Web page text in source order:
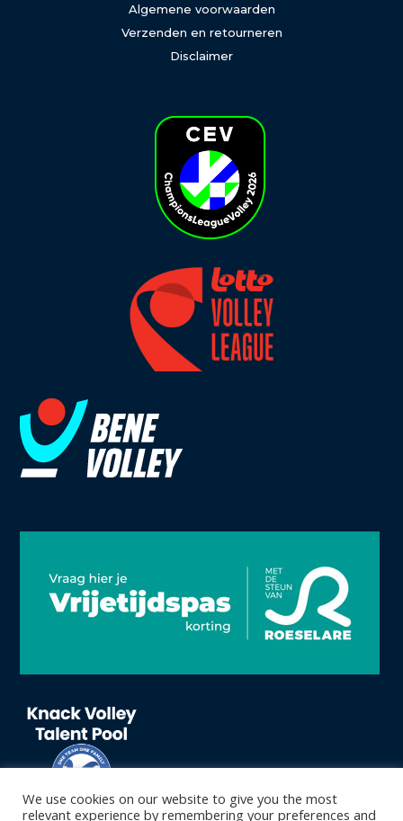
Algemene voorwaarden
Verzenden en retourneren
Disclaimer
We use cookies on our website to give you the most
relevant experience by remembering your preferences and